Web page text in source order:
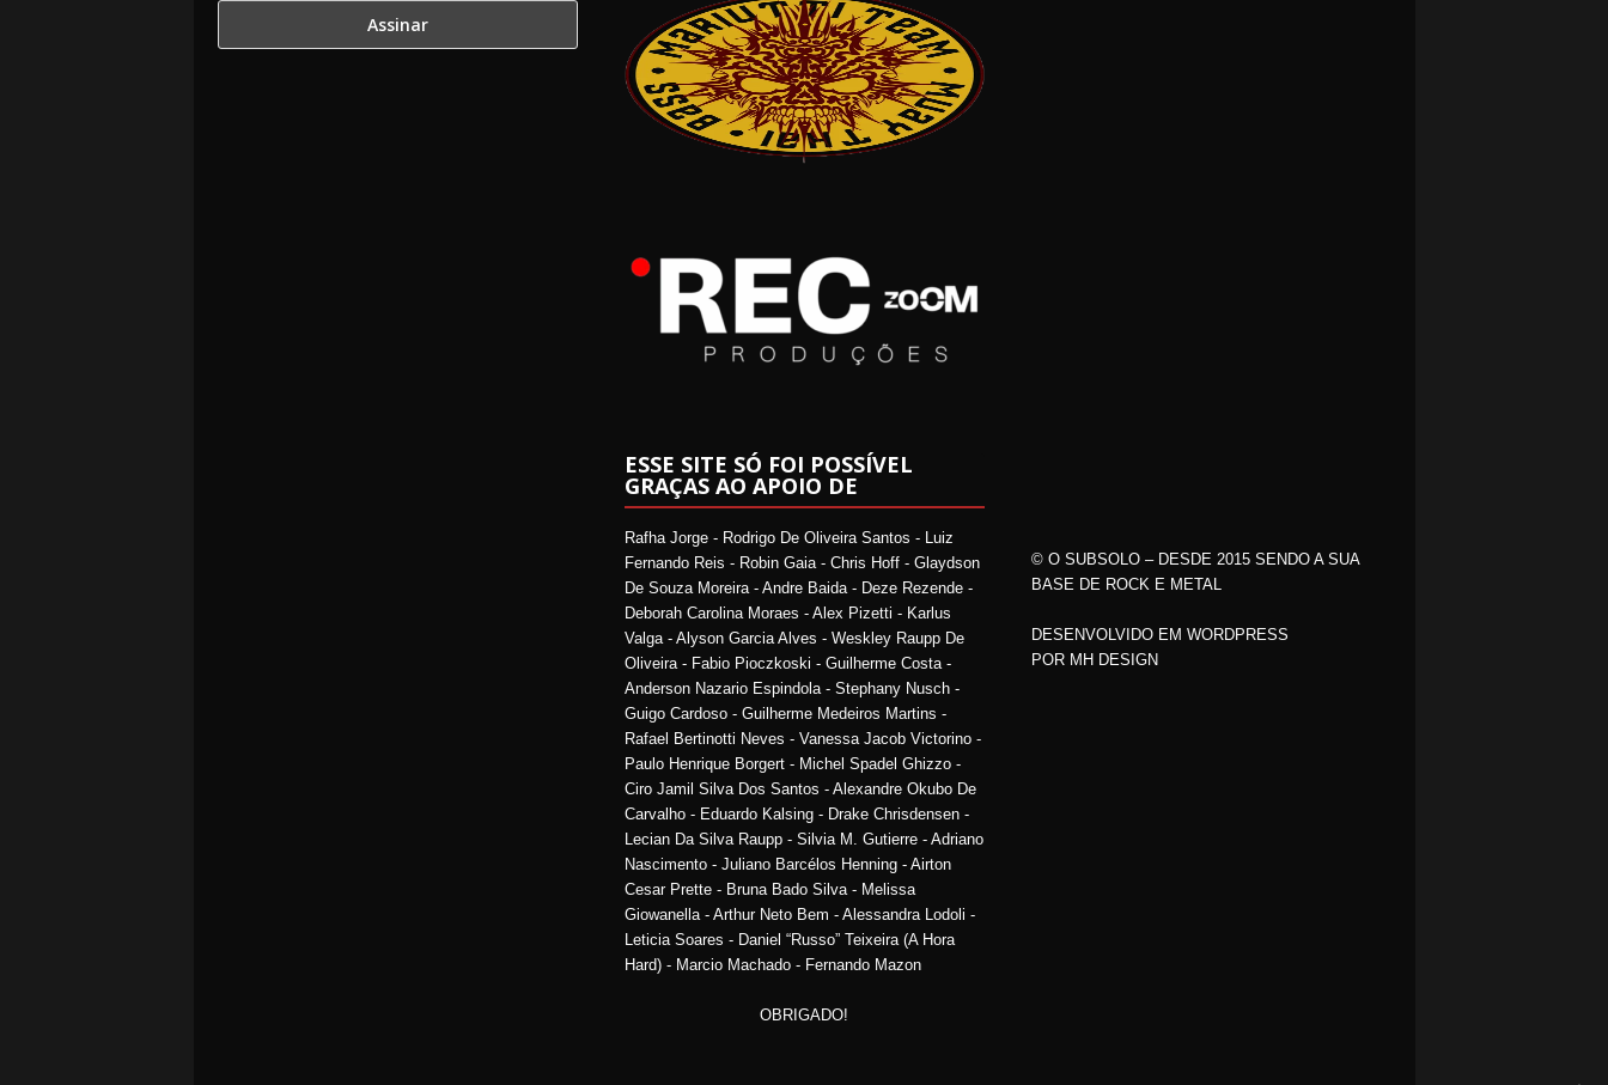
ESSE SITE SÓ FOI POSSÍVEL
GRAÇAS AO APOIO DE
Rafha Jorge - Rodrigo De Oliveira Santos - Luiz
Fernando Reis - Robin Gaia - Chris Hoff - Glaydson
De Souza Moreira - Andre Baida - Deze Rezende -
Deborah Carolina Moraes - Alex Pizetti - Karlus
Valga - Alyson Garcia Alves - Weskley Raupp De
Oliveira - Fabio Pioczkoski - Guilherme Costa -
Anderson Nazario Espindola - Stephany Nusch -
Guigo Cardoso - Guilherme Medeiros Martins -
Rafael Bertinotti Neves - Vanessa Jacob Victorino -
Paulo Henrique Borgert - Michel Spadel Ghizzo -
Ciro Jamil Silva Dos Santos - Alexandre Okubo De
Carvalho - Eduardo Kalsing - Drake Chrisdensen -
Lecian Da Silva Raupp - Silvia M. Gutierre - Adriano
Nascimento - Juliano Barcélos Henning - Airton
Cesar Prette - Bruna Bado Silva - Melissa
Giowanella - Arthur Neto Bem - Alessandra Lodoli -
Leticia Soares - Daniel “Russo” Teixeira (A Hora
Hard) - Marcio Machado - Fernando Mazon
OBRIGADO!
© O SUBSOLO – DESDE 2015 SENDO A SUA
BASE DE ROCK E METAL
DESENVOLVIDO EM WORDPRESS
POR MH DESIGN